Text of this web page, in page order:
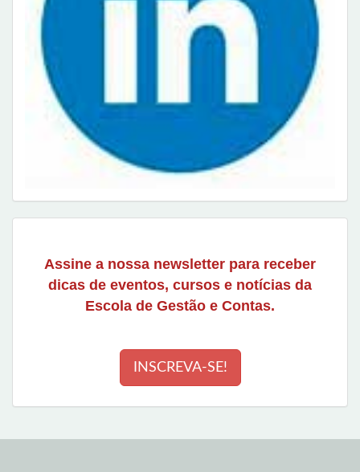
Assine a nossa newsletter para receber
dicas de eventos, cursos e notícias da
Escola de Gestão e Contas.
INSCREVA-SE!